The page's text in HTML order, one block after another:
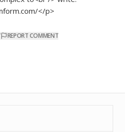
</p>
REPORT COMMENT